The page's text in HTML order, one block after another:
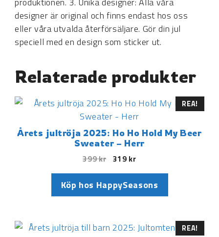
designer är original och finns endast hos oss
eller våra utvalda återförsäljare. Gör din jul
speciell med en design som sticker ut.
Relaterade produkter
REA!
Årets jultröja 2025: Ho Ho Hold My Beer
Sweater – Herr
399kr 319 kr
Köp hos HappySeasons
REA!